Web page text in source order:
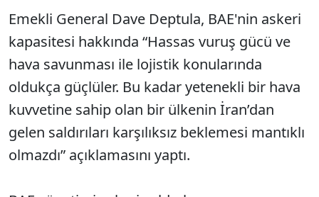
Emekli General Dave Deptula, BAE'nin askeri
kapasitesi hakkında “Hassas vuruş gücü ve
hava savunması ile lojistik konularında
oldukça güçlüler. Bu kadar yetenekli bir hava
kuvvetine sahip olan bir ülkenin İran’dan
gelen saldırıları karşılıksız beklemesi mantıklı
olmazdı” açıklamasını yaptı.